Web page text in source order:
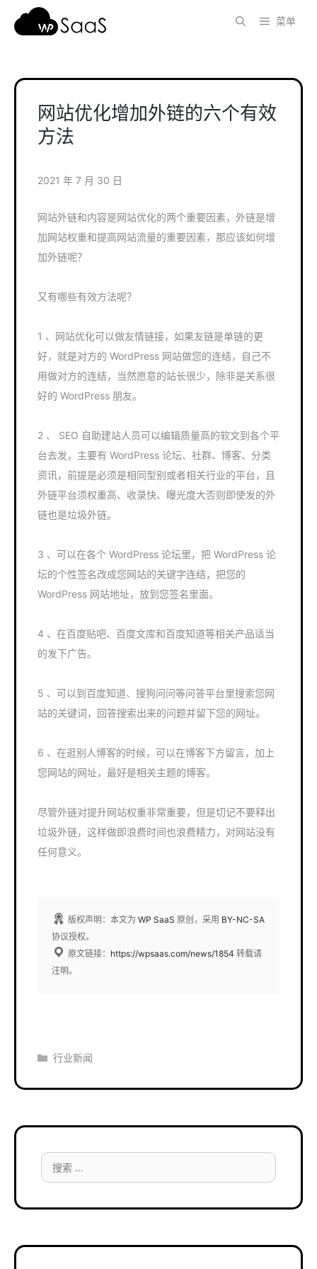
菜单
网站优化增加外链的六个有效
方法
2021 年 7 月 30 日
网站外链和内容是网站优化的两个重要因素，外链是增
加网站权重和提高网站流量的重要因素，那应该如何增
加外链呢？
又有哪些有效方法呢？
1 、网站优化可以做友情链接，如果友链是单链的更
好，就是对方的 WordPress 网站做您的连结，自己不
用做对方的连结，当然愿意的站长很少，除非是关系很
好的 WordPress 朋友。
2 、 SEO 自助建站人员可以编辑质量高的软文到各个平
台去发，主要有 WordPress 论坛、社群、博客、分类
资讯，前提是必须是相同型别或者相关行业的平台，且
外链平台须权重高、收录快、曝光度大否则即使发的外
链也是垃圾外链。
3 、可以在各个 WordPress 论坛里，把 WordPress 论
坛的个性签名改成您网站的关键字连结，把您的
WordPress 网站地址，放到您签名里面。
4 、在百度贴吧、百度文库和百度知道等相关产品适当
的发下广告。
5 、可以到百度知道、搜狗问问等问答平台里搜索您网
站的关键词，回答搜索出来的问题并留下您的网址。
6 、在逛别人博客的时候，可以在博客下方留言，加上
您网站的网址，最好是相关主题的博客。
尽管外链对提升网站权重非常重要，但是切记不要释出
垃圾外链，这样做即浪费时间也浪费精力，对网站没有
任何意义。
版权声明：本文为 WP SaaS 原创，采用 BY-NC-SA
协议授权。
原文链接： https://wpsaas.com/news/1854 转载请
注明。
分
行业新闻
搜
索：